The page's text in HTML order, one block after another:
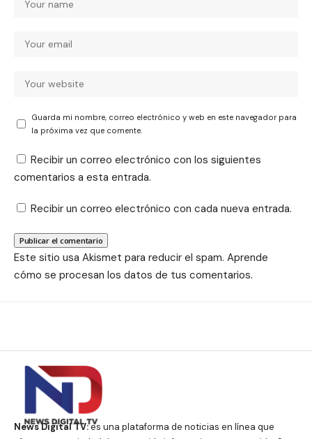
Guarda mi nombre, correo electrónico y web en este navegador para
la próxima vez que comente.
Recibir un correo electrónico con los siguientes
comentarios a esta entrada.
Recibir un correo electrónico con cada nueva entrada.
Este sitio usa Akismet para reducir el spam. Aprende
cómo se procesan los datos de tus comentarios.
News Digital TV:es una plataforma de noticias en línea que